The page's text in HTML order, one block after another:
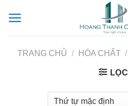
TRANG CHỦ / HÓA CHẤT /
LỌC